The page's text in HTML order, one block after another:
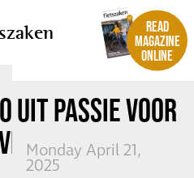
READ
MAGAZINE
ONLINE
UIT PASSIE VOOR
Monday April 21,
2025